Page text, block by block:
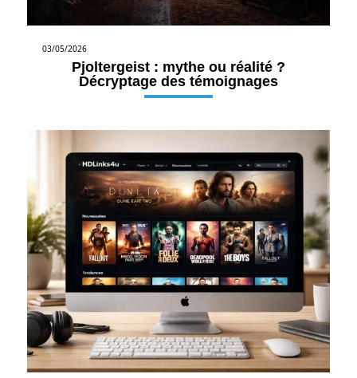
03/05/2026
Pjoltergeist : mythe ou réalité ?
Décryptage des témoignages